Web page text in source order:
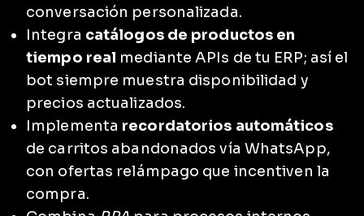
conversación personalizada.
Integra catálogos de productos en
tiempo real mediante APIs de tu ERP; así el
bot siempre muestra disponibilidad y
precios actualizados.
Implementa recordatorios automáticos
de carritos abandonados vía WhatsApp,
con ofertas relámpago que incentiven la
compra.